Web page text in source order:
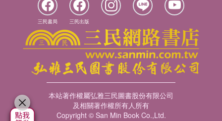
三民書局 三民出版
本站著作權屬弘雅三民圖書股份有限公司
及相關著作權所有人所有
Copyright © San Min Book Co.,Ltd.